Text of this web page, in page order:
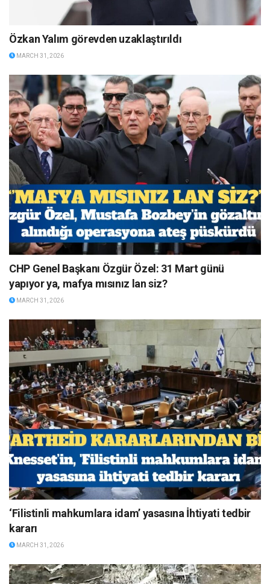
Özkan Yalım görevden uzaklaştırıldı
MARCH 31, 2026
CHP Genel Başkanı Özgür Özel: 31 Mart günü
yapıyor ya, mafya mısınız lan siz?
MARCH 31, 2026
‘Filistinli mahkumlara idam’ yasasına İhtiyati tedbir
kararı
MARCH 31, 2026